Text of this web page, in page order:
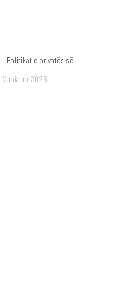
2026
Politikat e privatësisë